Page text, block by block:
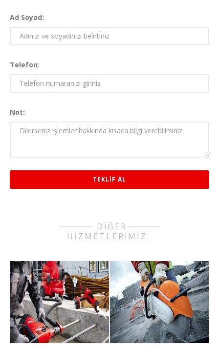
Ad Soyad:
Telefon:
Not:
DİĞER
HİZMETLERİMİZ